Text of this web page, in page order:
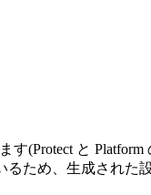
す(Protect と Platform
ため、生成された